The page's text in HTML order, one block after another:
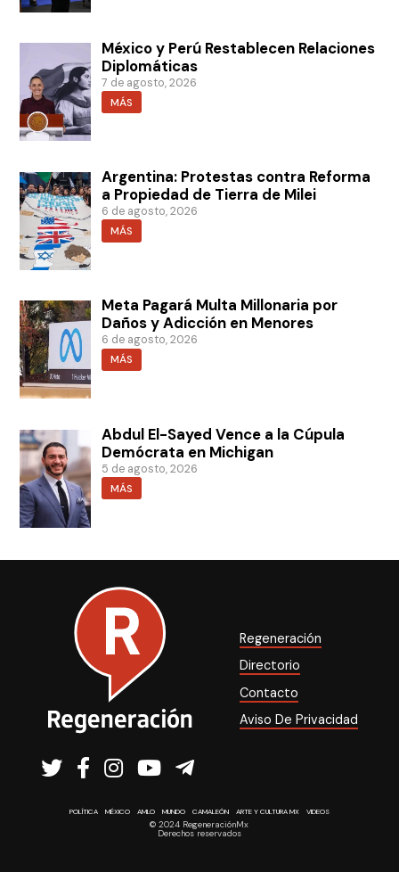
México y Perú Restablecen Relaciones
Diplomáticas
7 de agosto, 2026
MÁS
Argentina: Protestas contra Reforma
a Propiedad de Tierra de Milei
6 de agosto, 2026
MÁS
Meta Pagará Multa Millonaria por
Daños y Adicción en Menores
6 de agosto, 2026
MÁS
Abdul El-Sayed Vence a la Cúpula
Demócrata en Michigan
5 de agosto, 2026
MÁS
Regeneración
Directorio
Contacto
Aviso De Privacidad
POLÍTICA MÉXICO AMLO MUNDO CAMALEÓN ARTE Y CULTURA MX VIDEOS
© 2024 RegeneraciónMx
Derechos reservados